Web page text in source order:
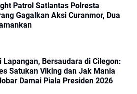
Patrol Satlantas Polresta
Gagalkan Aksi Curanmor, Dua
Lapangan, Bersaudara di Cilegon:
Satukan Viking dan Jak Mania
Damai Piala Presiden 2026